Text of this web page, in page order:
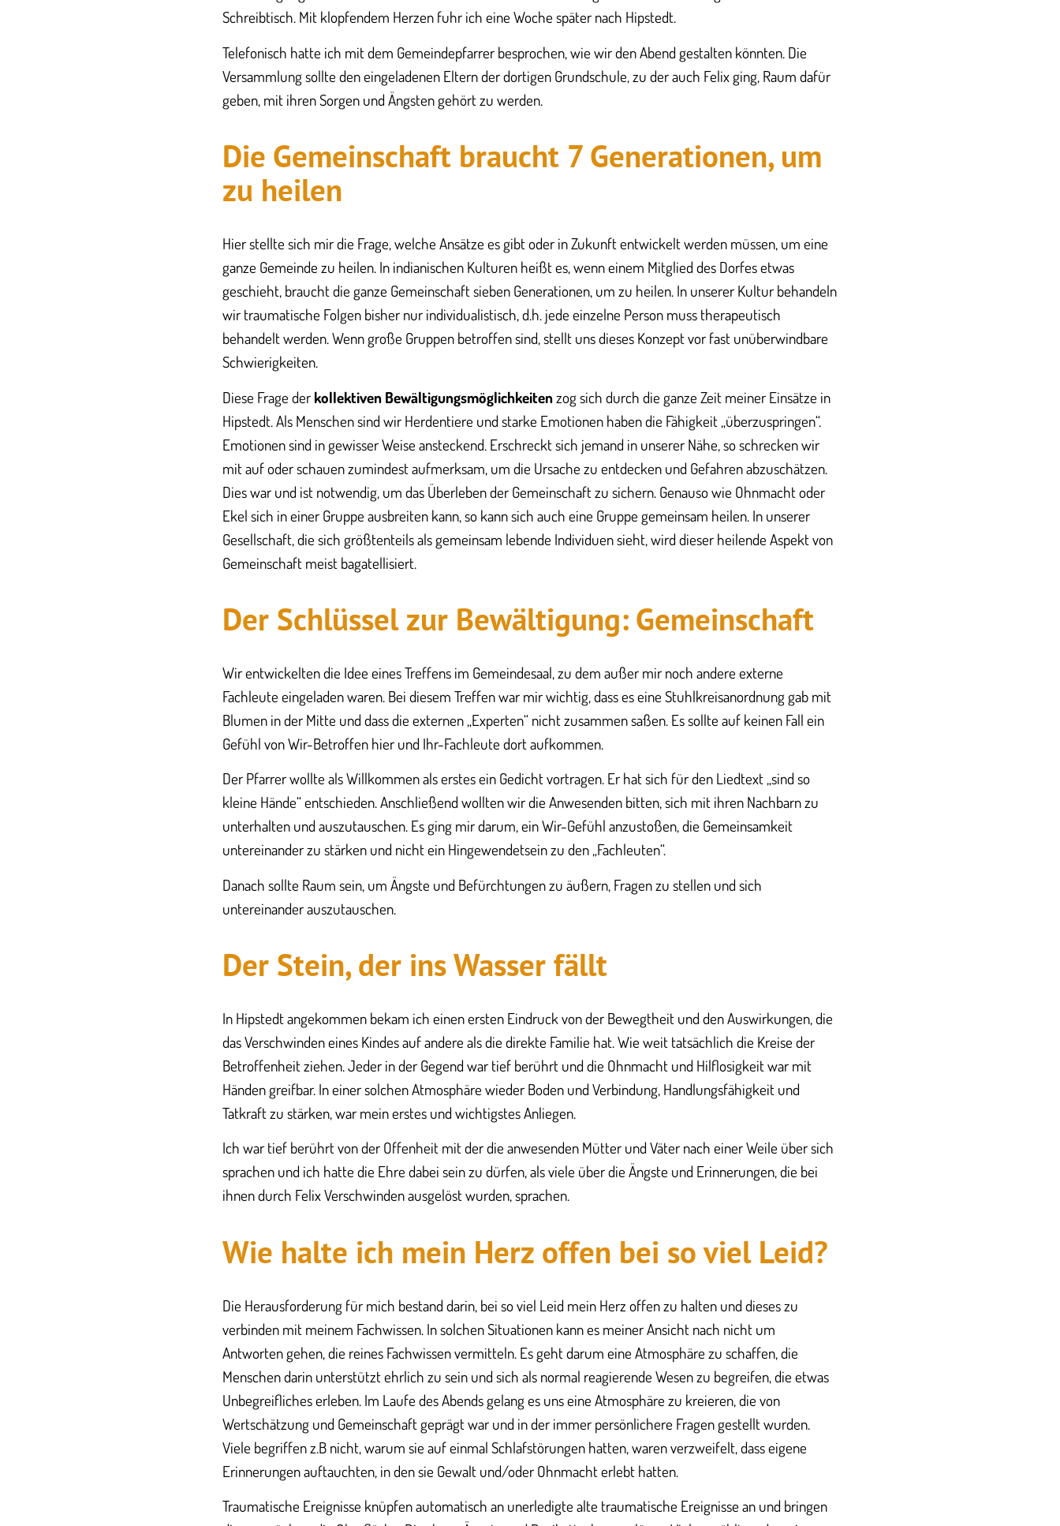
Schreibtisch. Mit klopfendem Herzen fuhr ich eine Woche später nach Hipstedt.
Telefonisch hatte ich mit dem Gemeindepfarrer besprochen, wie wir den Abend gestalten könnten. Die
Versammlung sollte den eingeladenen Eltern der dortigen Grundschule, zu der auch Felix ging, Raum dafür
geben, mit ihren Sorgen und Ängsten gehört zu werden.
Die Gemeinschaft braucht 7 Generationen, um
zu heilen
Hier stellte sich mir die Frage, welche Ansätze es gibt oder in Zukunft entwickelt werden müssen, um eine
ganze Gemeinde zu heilen. In indianischen Kulturen heißt es, wenn einem Mitglied des Dorfes etwas
geschieht, braucht die ganze Gemeinschaft sieben Generationen, um zu heilen. In unserer Kultur behandeln
wir traumatische Folgen bisher nur individualistisch, d.h. jede einzelne Person muss therapeutisch
behandelt werden. Wenn große Gruppen betroffen sind, stellt uns dieses Konzept vor fast unüberwindbare
Schwierigkeiten.
Diese Frage der kollektiven Bewältigungsmöglichkeitenzog sich durch die ganze Zeit meiner Einsätze in
Hipstedt. Als Menschen sind wir Herdentiere und starke Emotionen haben die Fähigkeit „überzuspringen“.
Emotionen sind in gewisser Weise ansteckend. Erschreckt sich jemand in unserer Nähe, so schrecken wir
mit auf oder schauen zumindest aufmerksam, um die Ursache zu entdecken und Gefahren abzuschätzen.
Dies war und ist notwendig, um das Überleben der Gemeinschaft zu sichern. Genauso wie Ohnmacht oder
Ekel sich in einer Gruppe ausbreiten kann, so kann sich auch eine Gruppe gemeinsam heilen. In unserer
Gesellschaft, die sich größtenteils als gemeinsam lebende Individuen sieht, wird dieser heilende Aspekt von
Gemeinschaft meist bagatellisiert.
Der Schlüssel zur Bewältigung: Gemeinschaft
Wir entwickelten die Idee eines Treffens im Gemeindesaal, zu dem außer mir noch andere externe
Fachleute eingeladen waren. Bei diesem Treffen war mir wichtig, dass es eine Stuhlkreisanordnung gab mit
Blumen in der Mitte und dass die externen „Experten“ nicht zusammen saßen. Es sollte auf keinen Fall ein
Gefühl von Wir-Betroffen hier und Ihr-Fachleute dort aufkommen.
Der Pfarrer wollte als Willkommen als erstes ein Gedicht vortragen. Er hat sich für den Liedtext „sind so
kleine Hände“ entschieden. Anschließend wollten wir die Anwesenden bitten, sich mit ihren Nachbarn zu
unterhalten und auszutauschen. Es ging mir darum, ein Wir-Gefühl anzustoßen, die Gemeinsamkeit
untereinander zu stärken und nicht ein Hingewendetsein zu den „Fachleuten“.
Danach sollte Raum sein, um Ängste und Befürchtungen zu äußern, Fragen zu stellen und sich
untereinander auszutauschen.
Der Stein, der ins Wasser fällt
In Hipstedt angekommen bekam ich einen ersten Eindruck von der Bewegtheit und den Auswirkungen, die
das Verschwinden eines Kindes auf andere als die direkte Familie hat. Wie weit tatsächlich die Kreise der
Betroffenheit ziehen. Jeder in der Gegend war tief berührt und die Ohnmacht und Hilflosigkeit war mit
Händen greifbar. In einer solchen Atmosphäre wieder Boden und Verbindung, Handlungsfähigkeit und
Tatkraft zu stärken, war mein erstes und wichtigstes Anliegen.
Ich war tief berührt von der Offenheit mit der die anwesenden Mütter und Väter nach einer Weile über sich
sprachen und ich hatte die Ehre dabei sein zu dürfen, als viele über die Ängste und Erinnerungen, die bei
ihnen durch Felix Verschwinden ausgelöst wurden, sprachen.
Wie halte ich mein Herz offen bei so viel Leid?
Die Herausforderung für mich bestand darin, bei so viel Leid mein Herz offen zu halten und dieses zu
verbinden mit meinem Fachwissen. In solchen Situationen kann es meiner Ansicht nach nicht um
Antworten gehen, die reines Fachwissen vermitteln. Es geht darum eine Atmosphäre zu schaffen, die
Menschen darin unterstützt ehrlich zu sein und sich als normal reagierende Wesen zu begreifen, die etwas
Unbegreifliches erleben. Im Laufe des Abends gelang es uns eine Atmosphäre zu kreieren, die von
Wertschätzung und Gemeinschaft geprägt war und in der immer persönlichere Fragen gestellt wurden.
Viele begriffen z.B nicht, warum sie auf einmal Schlafstörungen hatten, waren verzweifelt, dass eigene
Erinnerungen auftauchten, in den sie Gewalt und/oder Ohnmacht erlebt hatten.
Traumatische Ereignisse knüpfen automatisch an unerledigte alte traumatische Ereignisse an und bringen